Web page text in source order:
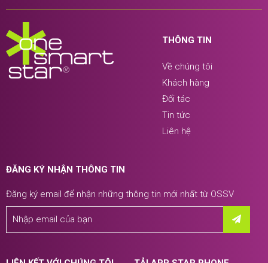
THÔNG TIN
Về chúng tôi
Khách hàng
Đối tác
Tin tức
Liên hệ
ĐĂNG KÝ NHẬN THÔNG TIN
Đăng ký email để nhận những thông tin mới nhất từ OSSV